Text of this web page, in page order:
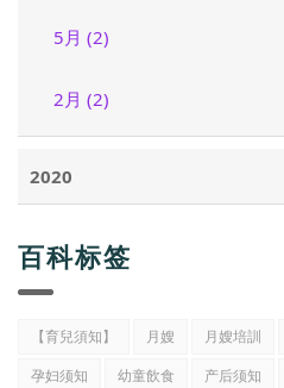
5月 (2)
2月 (2)
2020
百科标签
【育兒須知】 月嫂 月嫂培訓
孕妇须知
幼童飲食 产后须知